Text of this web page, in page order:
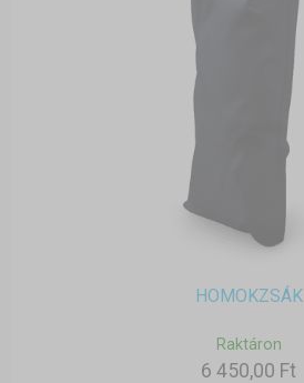
HOMOKZSÁK
Raktáron
6 450,00 Ft